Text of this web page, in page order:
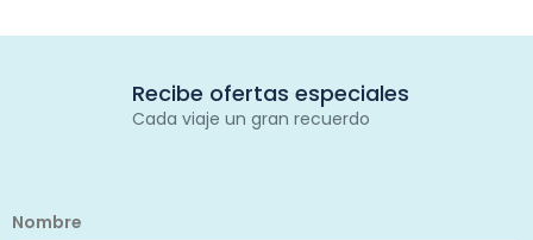
Recibe ofertas especiales
Cada viaje un gran recuerdo
Nombre